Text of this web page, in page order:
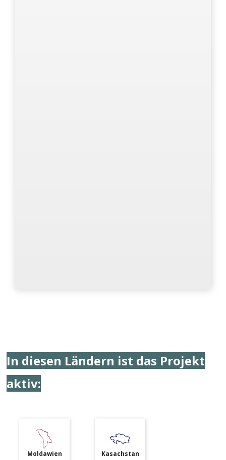
In diesen Ländern ist das Projekt
aktiv:
Moldawien Kasachstan